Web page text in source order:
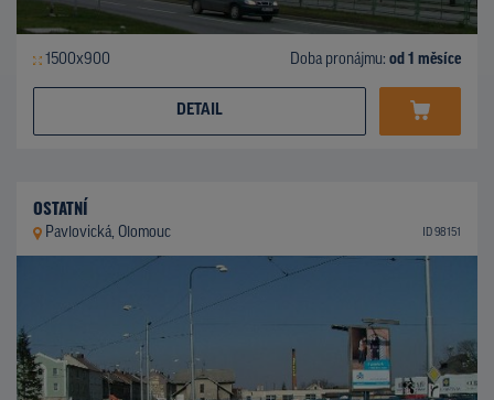
1500x900 Doba pronájmu: od 1 měsíce
DETAIL
OSTATNÍ
Pavlovická, Olomouc ID 98151